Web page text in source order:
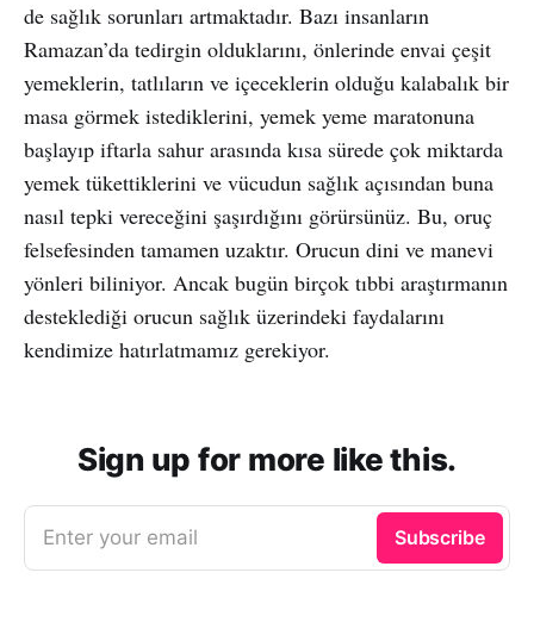
de sağlık sorunları artmaktadır. Bazı insanların
Ramazan’da tedirgin olduklarını, önlerinde envai çeşit
yemeklerin, tatlıların ve içeceklerin olduğu kalabalık bir
masa görmek istediklerini, yemek yeme maratonuna
başlayıp iftarla sahur arasında kısa sürede çok miktarda
yemek tükettiklerini ve vücudun sağlık açısından buna
nasıl tepki vereceğini şaşırdığını görürsünüz. Bu, oruç
felsefesinden tamamen uzaktır. Orucun dini ve manevi
yönleri biliniyor. Ancak bugün birçok tıbbi araştırmanın
desteklediği orucun sağlık üzerindeki faydalarını
kendimize hatırlatmamız gerekiyor.
Sign up for more like this.
Enter your email Subscribe